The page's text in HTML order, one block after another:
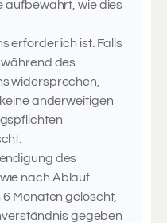
aufbewahrt, wie dies
erforderlich ist. Falls
des
widersprechen,
anderweitigen
des
nach Ablauf
Monaten gelöscht,
gegeben